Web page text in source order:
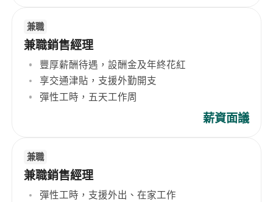
兼職
兼職銷售經理
豐厚薪酬待遇，設酬金及年終花紅
享交通津貼，支援外勤開支
彈性工時，五天工作周
薪資面議
兼職
兼職銷售經理
彈性工時，支援外出、在家工作